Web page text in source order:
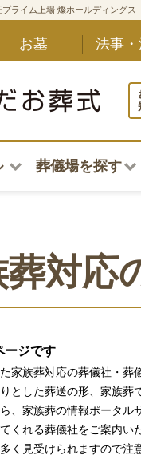
ライム上場 燦ホールディングス
お墓 法事
ト
儀後まで
相場
葬儀場を探す
東北・甲信越
関東
関西
中国・四国
九州・沖縄
対応
ージです
家族葬対応の葬儀社・葬
とした葬送の形、家族
、家族葬の情報ポータ
くれる葬儀社をご案内
く見受けられますので